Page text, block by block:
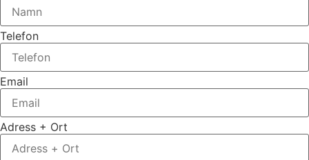
Telefon
Email
Adress + Ort